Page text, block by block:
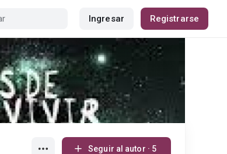
Ingresar Registrarse
Seguir al autor · 5